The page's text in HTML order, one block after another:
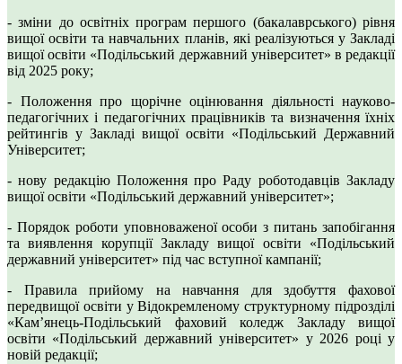
- зміни до освітніх програм першого (бакалаврського) рівня
вищої освіти та навчальних планів, які реалізуються у Закладі
вищої освіти «Подільський державний університет» в редакції
від 2025 року;
- Положення про щорічне оцінювання діяльності науково-
педагогічних і педагогічних працівників та визначення їхніх
рейтингів у Закладі вищої освіти «Подільський Державний
Університет;
- нову редакцію Положення про Раду роботодавців Закладу
вищої освіти «Подільський державний університет»;
- Порядок роботи уповноваженої особи з питань запобігання
та виявлення корупції Закладу вищої освіти «Подільський
державний університет» під час вступної кампанії;
- Правила прийому на навчання для здобуття фахової
передвищої освіти у Відокремленому структурному підрозділі
«Кам’янець-Подільський фаховий коледж Закладу вищої
освіти «Подільський державний університет» у 2026 році у
новій редакції;